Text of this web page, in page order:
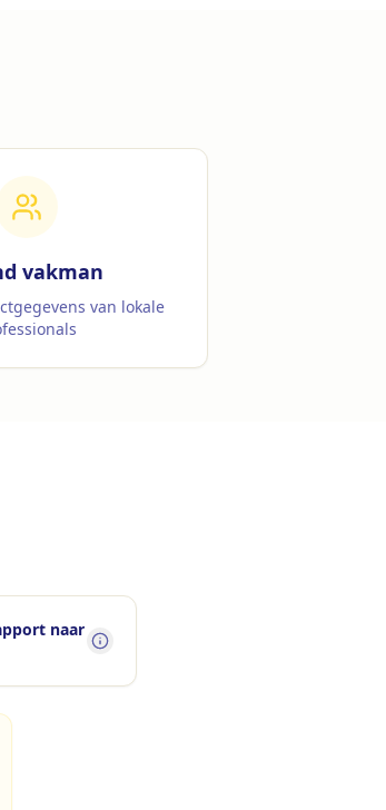
vakman
van lokale
naar